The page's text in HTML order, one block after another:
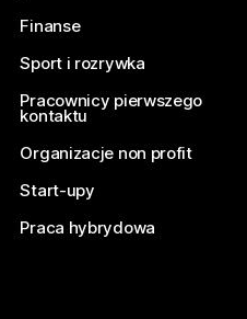
Finanse
Sport i rozrywka
Pracownicy pierwszego
kontaktu
Organizacje non profit
Start-upy
Praca hybrydowa